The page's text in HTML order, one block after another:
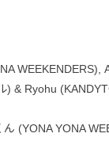
WEEKENDERS),
) & Ryohu
(YONA YONA